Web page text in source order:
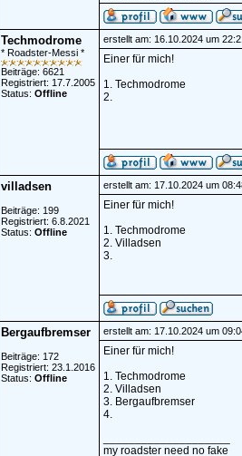
Techmodrome
* Roadster-Messi *
Beiträge: 6621
Registriert: 17.7.2005
Status: Offline
erstellt am: 16.10.2024 um
Einer für mich!
1. Techmodrome
2.
villadsen
Beiträge: 199
Registriert: 6.8.2021
Status: Offline
erstellt am: 17.10.2024 um
Einer für mich!
1. Techmodrome
2. Villadsen
3.
Bergaufbremser
Beiträge: 172
Registriert: 23.1.2016
Status: Offline
erstellt am: 17.10.2024 um
Einer für mich!
1. Techmodrome
2. Villadsen
3. Bergaufbremser
4.
my roadster need no fake